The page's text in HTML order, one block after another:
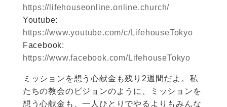
https://lifehouseonline.online.church/
Youtube:
https://www.youtube.com/c/LifehouseTokyo
Facebook:
https://www.facebook.com/LifehouseTokyo
ミッションを想う心献金も残り2週間だよ。私
たちの教会のビジョンのように、ミッションを
想う心献金も、一人ひとりでやるよりもみんな